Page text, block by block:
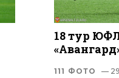
18 тур
111 ФОТО —